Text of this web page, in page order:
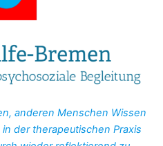
anderen Menschen Wissen
der therapeutischen Praxis